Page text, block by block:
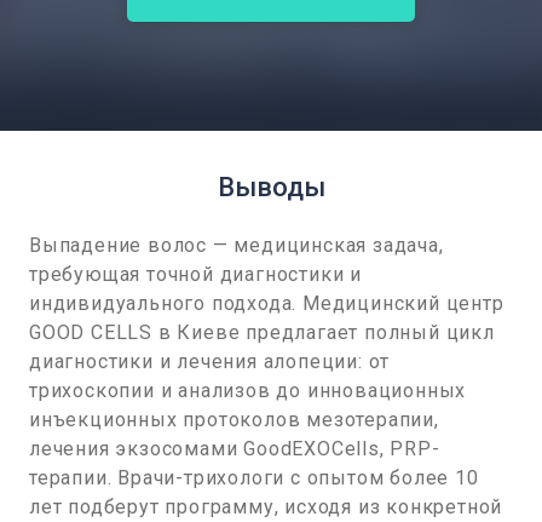
Выводы
Выпадение волос — медицинская задача,
требующая точной диагностики и
индивидуального подхода. Медицинский центр
GOOD CELLS в Киеве предлагает полный цикл
диагностики и лечения алопеции: от
трихоскопии и анализов до инновационных
инъекционных протоколов мезотерапии,
лечения экзосомами GoodEXOCells, PRP-
терапии. Врачи-трихологи с опытом более 10
лет подберут программу, исходя из конкретной